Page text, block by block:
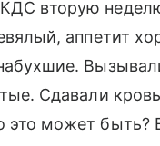
вторую
аппетит
Сдавали
это может быть?